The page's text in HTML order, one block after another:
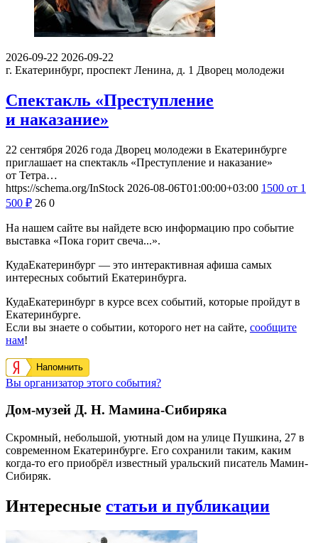
2026-09-22 2026-09-22
г. Екатеринбург, проспект Ленина, д. 1 Дворец молодежи
Спектакль «Преступление
и наказание»
22 сентября 2026 года Дворец молодежи в Екатеринбурге
приглашает на спектакль «Преступление и наказание»
от Тетра…
https://schema.org/InStock 2026-08-06T01:00:00+03:00 1500 от 1
500 ₽ 26 0
На нашем сайте вы найдете всю информацию про событие
выставка «Пока горит свеча...».
КудаЕкатеринбург — это интерактивная афиша самых
интересных событий Екатеринбурга.
КудаЕкатеринбург в курсе всех событий, которые пройдут в
Екатеринбурге.
Если вы знаете о событии, которого нет на сайте, сообщите
нам!
Напомнить
Вы организатор этого события?
Дом-музей Д. Н. Мамина-Сибиряка
Скромный, небольшой, уютный дом на улице Пушкина, 27 в
современном Екатеринбурге. Его сохранили таким, каким
когда-то его приобрёл известный уральский писатель Мамин-
Сибиряк.
Интересные статьи и публикации